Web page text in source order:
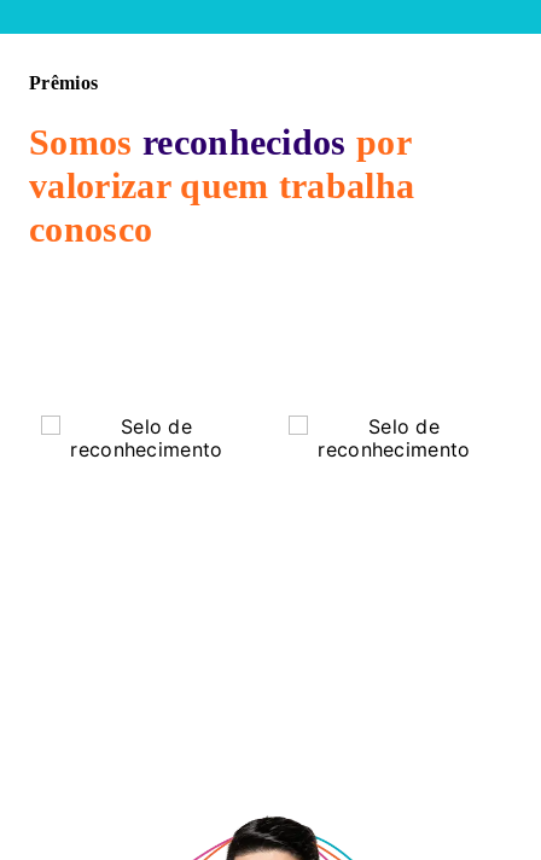
Prêmios
Somos reconhecidos por
valorizarquem trabalha
conosco